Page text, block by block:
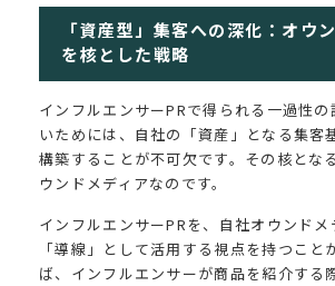
「資産型」集客への深化：オウ
を核とした戦略
インフルエンサーPRで得られる一過性
いためには、自社の「資産」となる集客
構築することが不可欠です。その核とな
ウンドメディアなのです。
インフルエンサーPRを、自社オウンドメ
「導線」として活用する視点を持つこと
ば、インフルエンサーが商品を紹介する